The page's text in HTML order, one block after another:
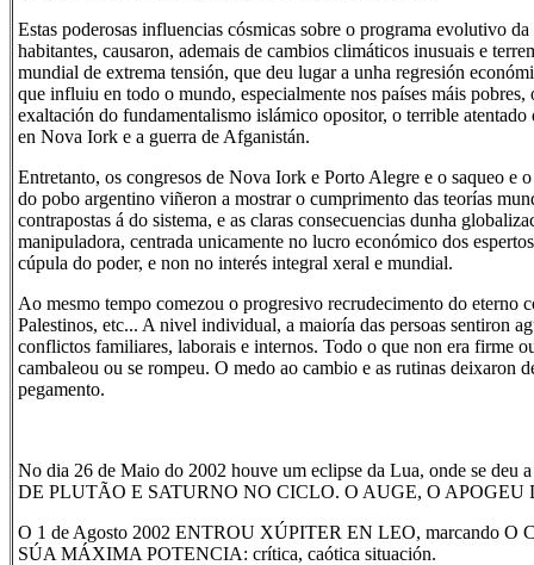
Estas poderosas influencias cósmicas sobre o programa evolutivo da
habitantes, causaron, ademais de cambios climáticos inusuais e
mundial de extrema tensión, que deu lugar a unha regresión
que influiu en todo o mundo, especialmente nos países máis
exaltación do fundamentalismo islámico opositor, o terrible atentado
en Nova Iork e a guerra de Afganistán.
Entretanto, os congresos de Nova Iork e Porto Alegre e o saqueo e
do pobo argentino viñeron a mostrar o cumprimento das teorías
contrapostas á do sistema, e as claras consecuencias dunha
manipuladora, centrada unicamente no lucro económico dos
cúpula do poder, e non no interés integral xeral e mundial.
Ao mesmo tempo comezou o progresivo recrudecimento do eterno
Palestinos, etc... A nivel individual, a maioría das persoas sentiron
conflictos familiares, laborais e internos. Todo o que non era firme
cambaleou ou se rompeu. O medo ao cambio e as rutinas deixaron
pegamento.
No dia 26 de Maio do 2002 houve um eclipse da Lua, onde se
DE PLUTÃO E SATURNO NO CICLO. O AUGE, O APOGEU
O 1 de Agosto 2002 ENTROU XÚPITER EN LEO, marcando O
SÚA MÁXIMA POTENCIA: crítica, caótica situación.